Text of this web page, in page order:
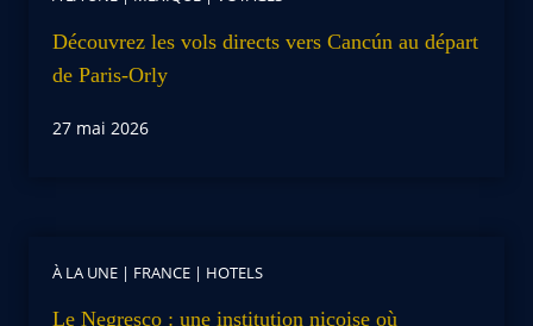
Découvrez les vols directs vers Cancún au départ
de Paris-Orly
27 mai 2026
À LA UNE | FRANCE | HOTELS
Le Negresco : une institution niçoise où